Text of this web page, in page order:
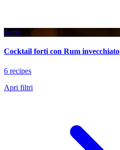
Forte
Cocktail forti con Rum invecchiato
6 recipes
Apri filtri